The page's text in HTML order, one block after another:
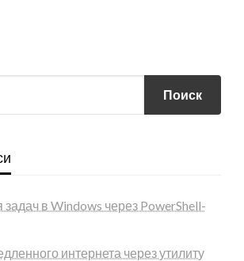
в Windows через PowerShell-
интернета через утилиту